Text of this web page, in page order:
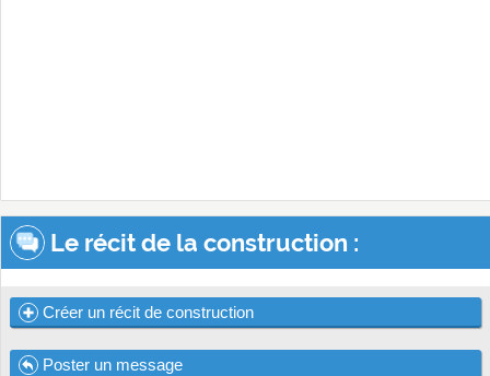
Le récit de la construction :
Créer un récit de construction
Poster un message